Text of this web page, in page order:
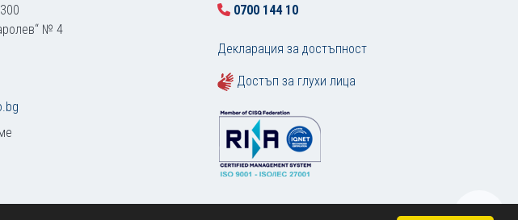
№ 4
0700 144 10
Декларация за достъпност
Достъп за глухи лица